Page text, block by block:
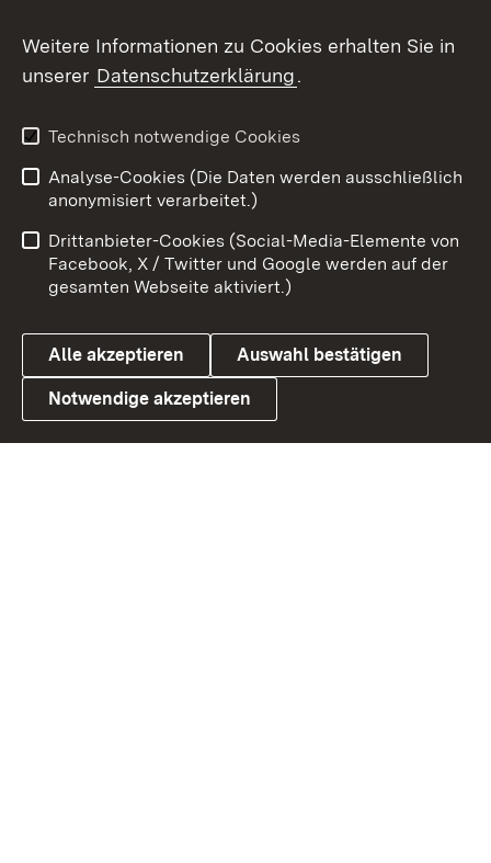
Social Wall
X / Twitter
Youtube
Link zum Landesportal
Benutzungshinweise
Barrierefreiheit
Datenschutz
Cookies
Weitere Informationen zu Cookies erhalten Sie in
unserer Datenschutzerklärung.
Technisch notwendige Cookies
Analyse-Cookies (Die Daten werden ausschließlich
anonymisiert verarbeitet.)
Drittanbieter-Cookies (Social-Media-Elemente von
Facebook, X / Twitter und Google werden auf der
gesamten Webseite aktiviert.)
Alle akzeptieren Auswahl bestätigen
Notwendige akzeptieren